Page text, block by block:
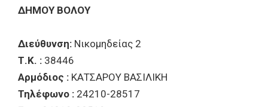
ΔΗΜΟΥ ΒΟΛΟΥ
Διεύθυνση: Νικομηδείας 2
Τ.Κ. : 38446
Αρμόδιος : ΚΑΤΣΑΡΟΥ ΒΑΣΙΛΙΚΗ
Τηλέφωνο : 24210-28517